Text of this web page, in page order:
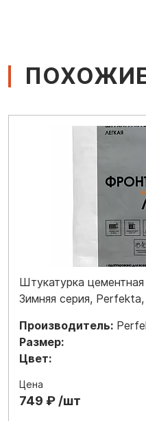
Штукатурка
Зимняя серия, Perfekta,
Производитель:
Размер:
Цвет:
Цена
749 ₽ /шт